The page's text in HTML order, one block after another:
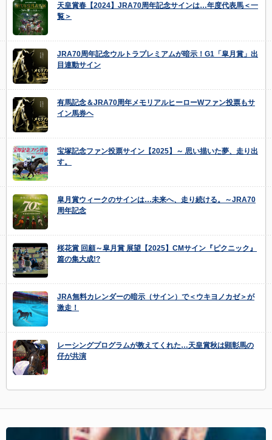
天皇賞春【2024】JRA70周年記念サインは…年度代表馬＜一
覧＞
JRA70周年記念ウルトラプレミアムが暗示！G1「皐月賞」出
目連動サイン
有馬記念＆JRA70周年メモリアルヒーローWファン投票もサ
イン馬券ヘ
宝塚記念ファン投票サイン【2025】～ 思い描いた夢、走り出
す。
皐月賞ウィークのサインは…未来へ、走り続ける。～JRA70
周年記念
桜花賞 回顧～皐月賞 展望【2025】CMサイン『ピクニック』
篇の集大成!?
JRA無料カレンダーの暗示（サイン）で＜ウキヨノカゼ＞が
激走！
レーシングプログラムが教えてくれた…天皇賞秋は顕彰馬の
仔が共演